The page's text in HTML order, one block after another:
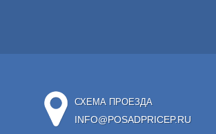
СХЕМА ПРОЕЗДА
INFO@POSADPRICEP.RU